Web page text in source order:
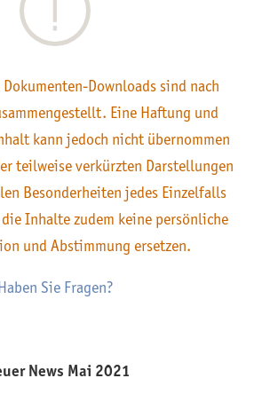
Downloads sind nach
Eine Haftung und
kann jedoch nicht übernommen
teilweise verkürzten Darstellungen
Besonderheiten jedes Einzelfalls
Inhalte zudem keine persönliche
und Abstimmung ersetzen.
Sie Fragen?
News Mai 2021